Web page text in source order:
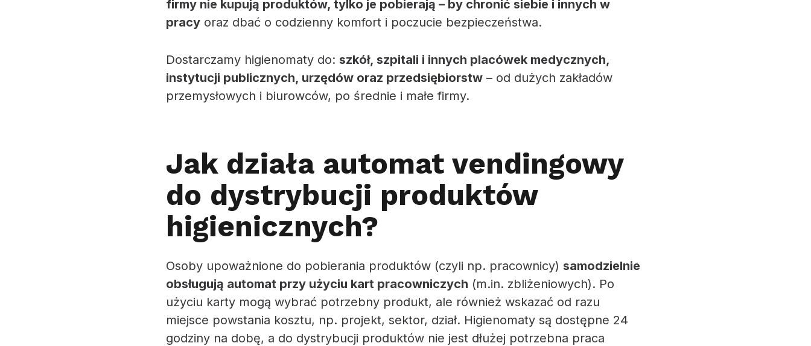
firmy nie kupują produktów, tylko je pobierają – by chronić siebie i innych w
pracy oraz dbać o codzienny komfort i poczucie bezpieczeństwa.
Dostarczamy higienomaty do: szkół, szpitali i innych placówek medycznych,
instytucji publicznych, urzędów oraz przedsiębiorstw – od dużych zakładów
przemysłowych i biurowców, po średnie i małe firmy.
Jak działa automat vendingowy
do dystrybucji produktów
higienicznych?
Osoby upoważnione do pobierania produktów (czyli np. pracownicy) samodzielnie
obsługują automat przy użyciu kart pracowniczych (m.in. zbliżeniowych). Po
użyciu karty mogą wybrać potrzebny produkt, ale również wskazać od razu
miejsce powstania kosztu, np. projekt, sektor, dział. Higienomaty są dostępne 24
godziny na dobę, a do dystrybucji produktów nie jest dłużej potrzebna praca